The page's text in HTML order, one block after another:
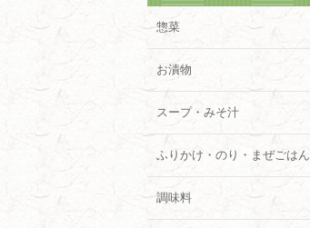
惣菜
お漬物
スープ・みそ汁
ふりかけ・のり・まぜごはん
調味料